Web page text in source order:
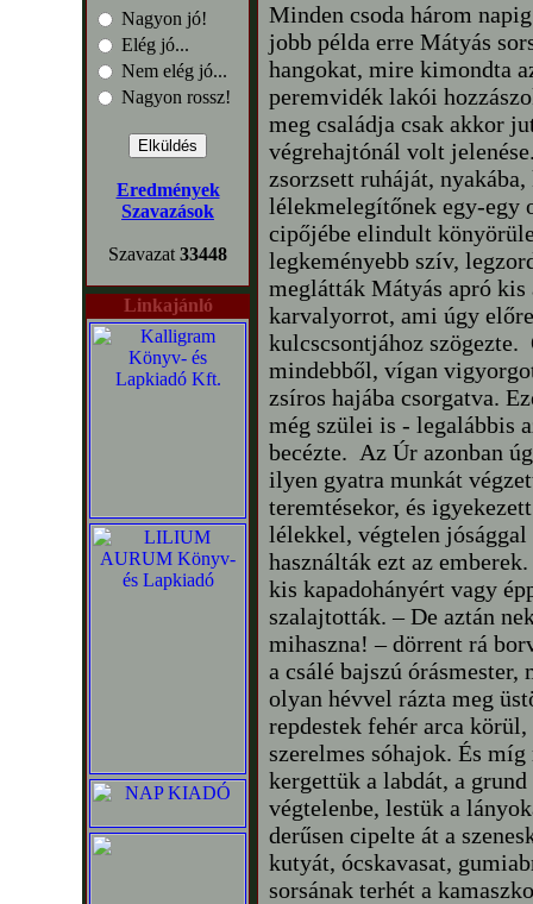
Nagyon jó!
Elég jó...
Nem elég jó...
Nagyon rossz!
Eredmények
Szavazások
Szavazat 33448
Linkajánló
Minden csoda három
jobb példa erre Mátyás
hangokat, mire kimondta
peremvidék lakói
meg családja csak akkor
végrehajtónál volt
zsorzsett ruháját,
lélekmelegítőnek egy-egy
cipőjébe elindult
legkeményebb szív,
meglátták Mátyás apró kis
karvalyorrot, ami úgy
kulcscsontjához szögezte.
mindebből, vígan
zsíros hajába csorgatva.
még szülei is - legalábbis
becézte. Az Úr azonban
ilyen gyatra munkát
teremtésekor, és
lélekkel, végtelen
használták ezt az
kis kapadohányért vagy
szalajtották. – De aztán
mihaszna! – dörrent rá
a csálé bajszú
olyan hévvel rázta meg
repdestek fehér arca
szerelmes sóhajok. És
kergettük a labdát, a
végtelenbe, lestük a
derűsen cipelte át a
kutyát, ócskavasat,
sorsának terhét a